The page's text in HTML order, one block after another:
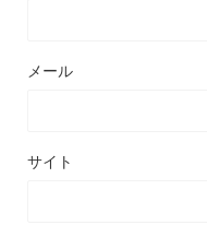
メール
サイト